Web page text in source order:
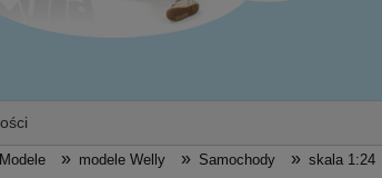
Modele » modele Welly » Samochody » skala 1:24